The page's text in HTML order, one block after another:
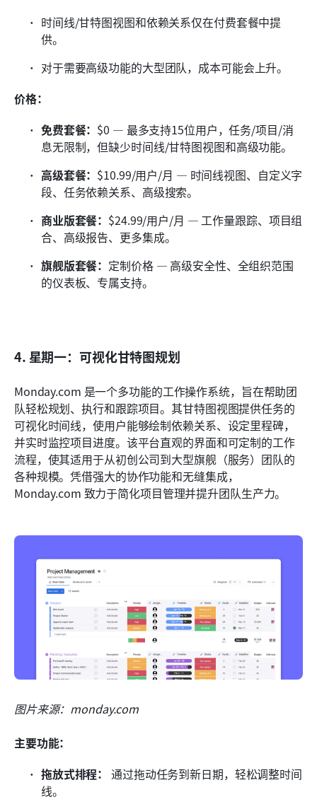
时间线/甘特图视图和依赖关系仅在付费套餐中提
供。
对于需要高级功能的大型团队，成本可能会上升。
价格：
免费套餐： $0 — 最多支持15位用户，任务/项目/消
息无限制，但缺少时间线/甘特图视图和高级功能。
高级套餐： $10.99/用户/月 — 时间线视图、自定义字
段、任务依赖关系、高级搜索。
商业版套餐： $24.99/用户/月 — 工作量跟踪、项目组
合、高级报告、更多集成。
旗舰版套餐： 定制价格 — 高级安全性、全组织范围
的仪表板、专属支持。
4. 星期一：可视化甘特图规划
Monday.com 是一个多功能的工作操作系统，旨在帮助团
队轻松规划、执行和跟踪项目。其甘特图视图提供任务的
可视化时间线，使用户能够绘制依赖关系、设定里程碑，
并实时监控项目进度。该平台直观的界面和可定制的工作
流程，使其适用于从初创公司到大型旗舰（服务）团队的
各种规模。凭借强大的协作功能和无缝集成，
Monday.com 致力于简化项目管理并提升团队生产力。
图片来源：monday.com
主要功能：
拖放式排程： 通过拖动任务到新日期，轻松调整时间
线。